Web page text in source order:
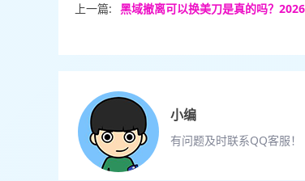
上一篇: 黑域撤离可以换美刀是真的吗？2026年最新搬砖变
小编
有问题及时联系QQ客服！